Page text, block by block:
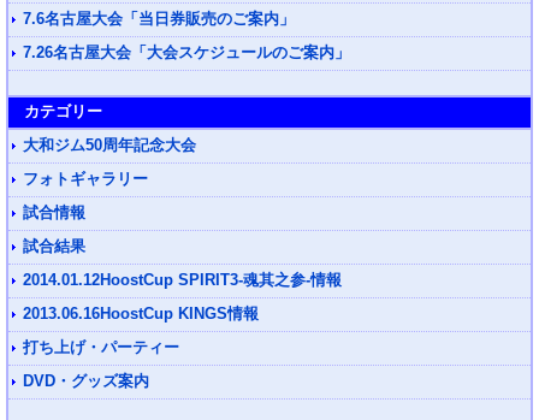
7.6名古屋大会「当日券販売のご案内」
7.26名古屋大会「大会スケジュールのご案内」
カテゴリー
大和ジム50周年記念大会
フォトギャラリー
試合情報
試合結果
2014.01.12HoostCup SPIRIT3-魂其之参-情報
2013.06.16HoostCup KINGS情報
打ち上げ・パーティー
DVD・グッズ案内